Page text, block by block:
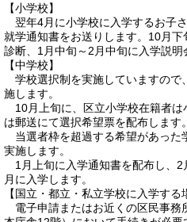
【小学校】
翌年4月に小学校に入学するお子
就学通知書をお送りします。10月
診断、1月中旬～2月中旬に入学説明
【中学校】
学校選択制を実施していますので
施します。
10月上旬に、区立小学校在籍者は
は郵送にて選択希望票を配布します。
当選者枠を超過する希望があった
実施します。
1月上旬に入学通知書を配布し、2
月に入学します。
【国立・都立・私立学校に入学する
電子申請またはお近くの区民事務